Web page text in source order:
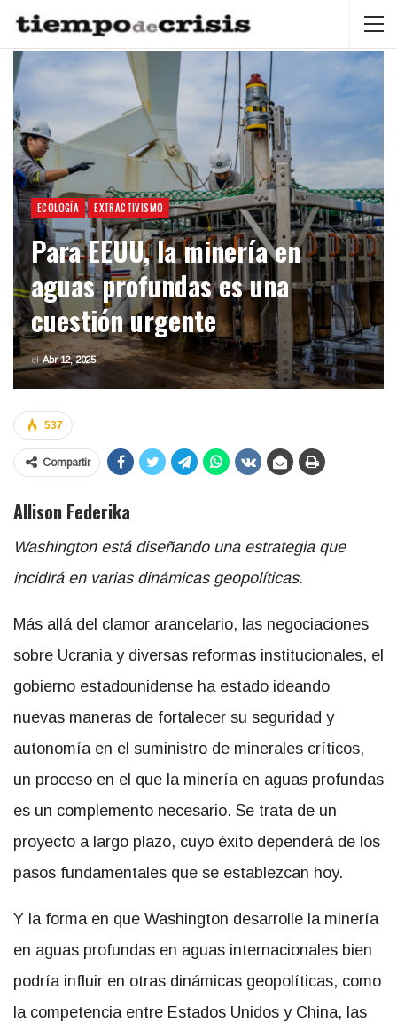
ECOLOGÍA EXTRACTIVISMO
Para EEUU, la minería en
aguas profundas es una
cuestión urgente
el Abr 12, 2025
537
Compartir
Allison Federika
Washington está diseñando una estrategia que
incidirá en varias dinámicas geopolíticas.
Más allá del clamor arancelario, las negociaciones
sobre Ucrania y diversas reformas institucionales, el
gobierno estadounidense ha estado ideando
nuevas maneras de fortalecer su seguridad y
autonomía en el suministro de minerales críticos,
un proceso en el que la minería en aguas profundas
es un complemento necesario. Se trata de un
proyecto a largo plazo, cuyo éxito dependerá de los
pasos fundamentales que se establezcan hoy.
Y la forma en que Washington desarrolle la minería
en aguas profundas en aguas internacionales bien
podría influir en otras dinámicas geopolíticas, como
la competencia entre Estados Unidos y China, las